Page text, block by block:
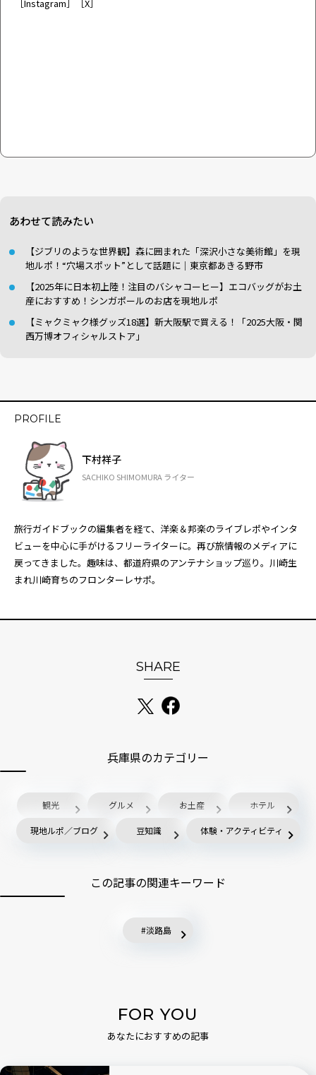
Instagram X
あわせて読みたい
【ジブリのような世界観】森に囲まれた「深沢小さな美術館」を現
地ルポ！“穴場スポット”として話題に｜東京都あきる野市
【2025年に日本初上陸！注目のバシャコーヒー】エコバッグがお土
産におすすめ！シンガポールのお店を現地ルポ
【ミャクミャク様グッズ18選】新大阪駅で買える！「2025大阪・関
西万博オフィシャルストア」
PROFILE
下村祥子
SACHIKO SHIMOMURA ライター
旅行ガイドブックの編集者を経て、洋楽＆邦楽のライブレポやインタ
ビューを中心に手がけるフリーライターに。再び旅情報のメディアに
戻ってきました。趣味は、都道府県のアンテナショップ巡り。川崎生
まれ川崎育ちのフロンターレサポ。
SHARE
兵庫県のカテゴリー
観光 グルメ お土産 ホテル
現地ルポ／ブログ 豆知識 体験・アクティビティ
この記事の関連キーワード
淡路島
FOR YOU
あなたにおすすめの記事